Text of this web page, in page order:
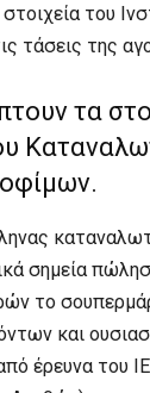
του
τάσεις της
τα
σημεία
το
και
έρευνα του